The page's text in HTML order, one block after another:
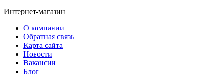
Интернет-магазин
О компании
Обратная связь
Карта сайта
Новости
Вакансии
Блог